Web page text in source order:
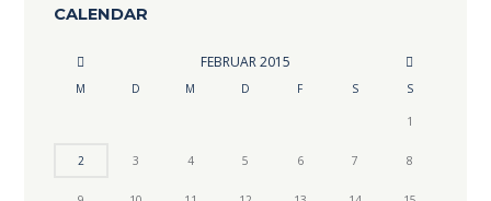
CALENDAR
FEBRUAR2015
M D M D F S S
1
2 3 4 5 6 7 8